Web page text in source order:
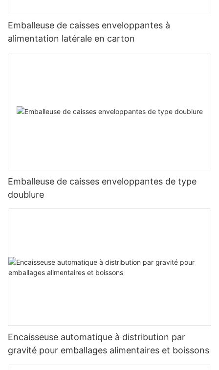
Emballeuse de caisses enveloppantes à
alimentation latérale en carton
Emballeuse de caisses enveloppantes de type
doublure
Encaisseuse automatique à distribution par
gravité pour emballages alimentaires et boissons